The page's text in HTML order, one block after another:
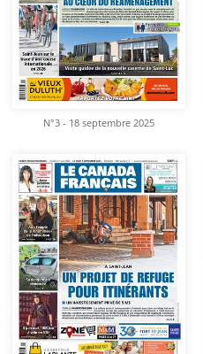
N°3 - 18 septembre 2025